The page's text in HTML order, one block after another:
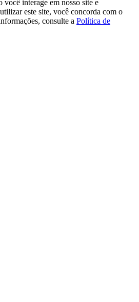
você interage em nosso site e
este site, você concorda com o
consulte a Política de